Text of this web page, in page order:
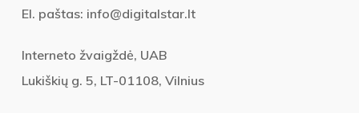
El. paštas: info@digitalstar.lt
Interneto žvaigždė, UAB
Lukiškių g. 5, LT-01108, Vilnius